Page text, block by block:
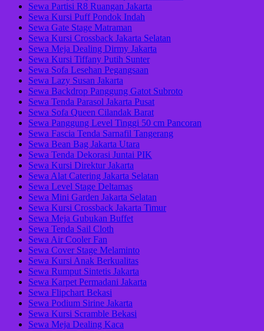
Sewa Partisi R8 Ruangan Jakarta
Sewa Kursi Puff Pondok Indah
Sewa Gate Stage Matraman
Sewa Kursi Crossback Jakarta Selatan
Sewa Meja Dealing Dirmy Jakarta
Sewa Kursi Tiffany Putih Sunter
Sewa Sofa Lesehan Pegangsaan
Sewa Lazy Susan Jakarta
Sewa Backdrop Panggung Gatot Subroto
Sewa Tenda Parasol Jakarta Pusat
Sewa Sofa Queen Cilandak Barat
Sewa Panggung Level Tinggi 50 cm Pancoran
Sewa Fascia Tenda Sarnafil Tangerang
Sewa Bean Bag Jakarta Utara
Sewa Tenda Dekorasi Juntai PIK
Sewa Kursi Direktur Jakarta
Sewa Alat Catering Jakarta Selatan
Sewa Level Stage Deltamas
Sewa Mini Garden Jakarta Selatan
Sewa Kursi Crossback Jakarta Timur
Sewa Meja Gubukan Buffet
Sewa Tenda Sail Cloth
Sewa Air Cooler Fan
Sewa Cover Stage Melaminto
Sewa Kursi Anak Berkualitas
Sewa Rumput Sintetis Jakarta
Sewa Karpet Permadani Jakarta
Sewa Flipchart Bekasi
Sewa Podium Sirine Jakarta
Sewa Kursi Scramble Bekasi
Sewa Meja Dealing Kaca